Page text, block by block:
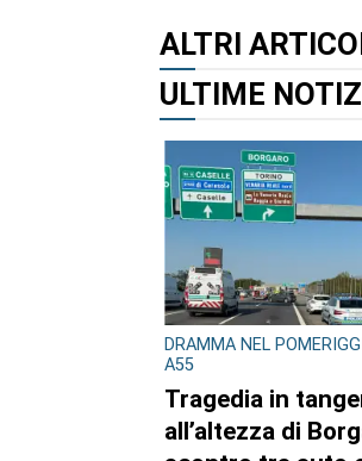
ALTRI
ULTIME
DRAMMA NEL
Tragedia in
all’altezza di